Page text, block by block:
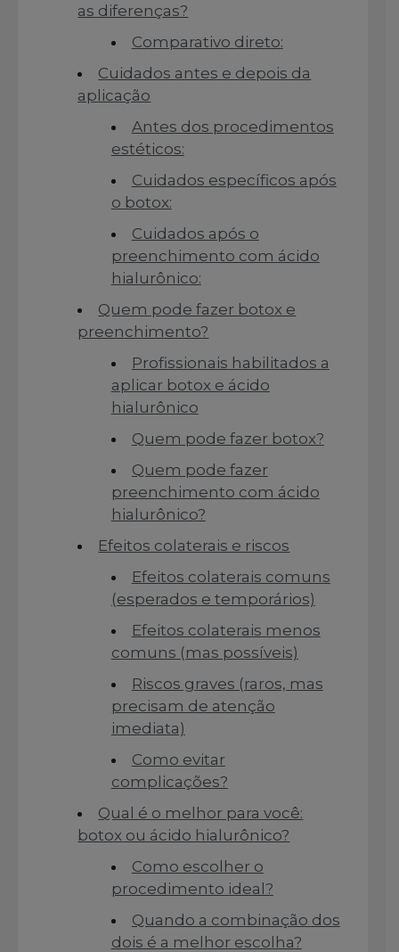
as diferenças?
Comparativo direto:
Cuidados antes e depois da
aplicação
Antes dos procedimentos
estéticos:
Cuidados específicos após
o botox:
Cuidados após o
preenchimento com ácido
hialurônico:
Quem pode fazer botox e
preenchimento?
Profissionais habilitados a
aplicar botox e ácido
hialurônico
Quem pode fazer botox?
Quem pode fazer
preenchimento com ácido
hialurônico?
Efeitos colaterais e riscos
Efeitos colaterais comuns
(esperados e temporários)
Efeitos colaterais menos
comuns (mas possíveis)
Riscos graves (raros, mas
precisam de atenção
imediata)
Como evitar
complicações?
Qual é o melhor para você:
botox ou ácido hialurônico?
Como escolher o
procedimento ideal?
Quando a combinação dos
dois é a melhor escolha?